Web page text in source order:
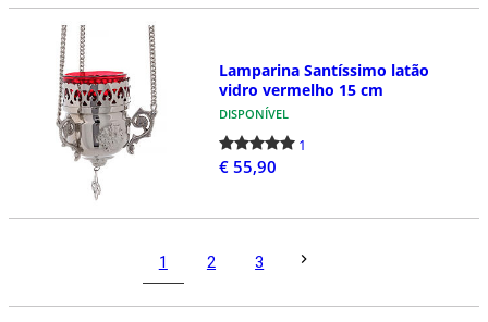
Lamparina Santíssimo latão
vidro vermelho 15 cm
DISPONÍVEL
1
€ 55,90
1 2 3